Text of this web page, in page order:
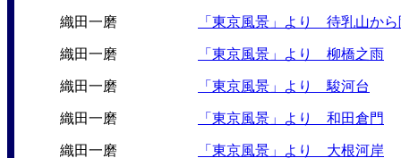
織田一磨 「東京風景」より 待乳山か
織田一磨 「東京風景」より 柳橋之雨
織田一磨 「東京風景」より 駿河台
織田一磨 「東京風景」より 和田倉門
織田一磨 「東京風景」より 大根河岸